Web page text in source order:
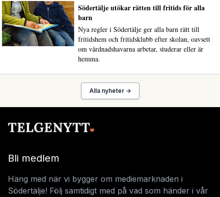
Södertälje utökar rätten till fritids för alla
barn
Nya regler i Södertälje ger alla barn rätt till
fritidshem och fritidsklubb efter skolan, oavsett
om vårdnadshavarna arbetar, studerar eller är
hemma.
Alla nyheter →
Bli medlem
Häng med när vi bygger om mediemarknaden i
Södertälje! Följ samtidigt med på vad som händer i vår